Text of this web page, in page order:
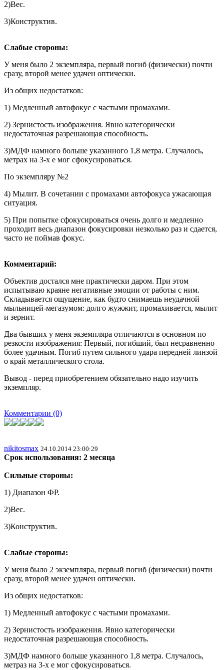
2)Вес.
3)Конструктив.
Слабые стороны:
У меня было 2 экземпляра, первый погиб (физически) почти
сразу, второй менее удачен оптически.
Из общих недостатков:
1) Медленный автофокус с частыми промахами.
2) Зернистость изображения. Явно категорически
недостаточная разрешающая способность.
3)МДФ намного больше указанного 1,8 метра. Случалось,
метрах на 3-х е мог сфокусироваться.
По экземпляру №2
4) Мылит. В сочетании с промахами автофокуса ужасающая
ситуация.
5) При попытке сфокусироваться очень долго и медленно
проходит весь диапазон фокусировки незколько раз и сдается,
часто не поймав фокус.
Комментарий:
Объектив достался мне практически даром. При этом
испытываю краяне негативные эмоции от работы с ним.
Складывается ощущение, как будто снимаешь неудачной
мыльницей-мегазумом: долго жужжит, промахивается, мылит
и зернит.
Два бывших у меня экземпляра отличаются в основном по
резкости изображения: Первый, погибший, был несравненно
более удачным. Погиб путем сильного удара передней линзой
о край металлического стола.
Вывод - перед приобретением обязательно надо изучить
экземпляр.
Комментарии (0)
nikitosmax 24.10.2014 23:00:29
Срок использования: 2 месяца
Сильные стороны:
1) Диапазон ФР.
2)Вес.
3)Конструктив.
Слабые стороны:
У меня было 2 экземпляра, первый погиб (физически) почти
сразу, второй менее удачен оптически.
Из общих недостатков:
1) Медленный автофокус с частыми промахами.
2) Зернистость изображения. Явно категорически
недостаточная разрешающая способность.
3)МДФ намного больше указанного 1,8 метра. Случалось,
метраз на 3-х е мог сфокусироваться.